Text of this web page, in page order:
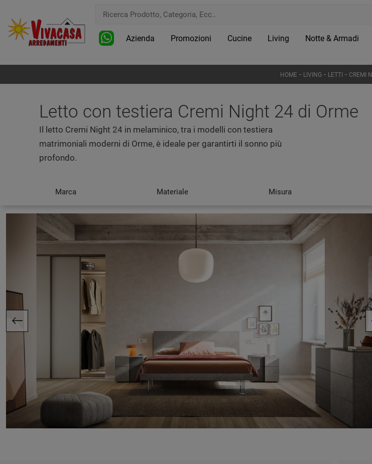
Azienda Promozioni Cucine Living Notte & Armadi
HOME - LIVING - LETTI - CREMI
Letto con testiera Cremi Night 24 di Orme
Il letto Cremi Night 24 in melaminico, tra i modelli con testiera
matrimoniali moderni di Orme, è ideale per garantirti il sonno più
profondo.
Marca Materiale Misura